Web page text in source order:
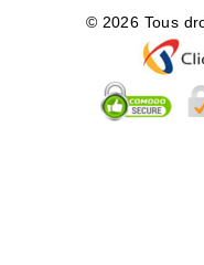
© 2026 Tous